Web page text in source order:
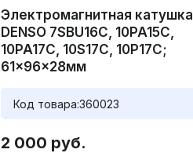
Электромагнитная катушка
DENSO 7SBU16C, 10PA15C,
10PA17C, 10S17C, 10P17C;
61x96x28мм
Код товара:360023
2 000 руб.